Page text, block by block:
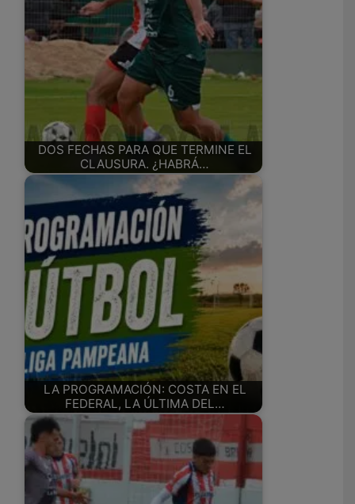
DOS FECHAS PARA QUE TERMINE EL
CLAUSURA. ¿HABRÁ…
LA PROGRAMACIÓN: COSTA EN EL
FEDERAL, LA ÚLTIMA DEL…